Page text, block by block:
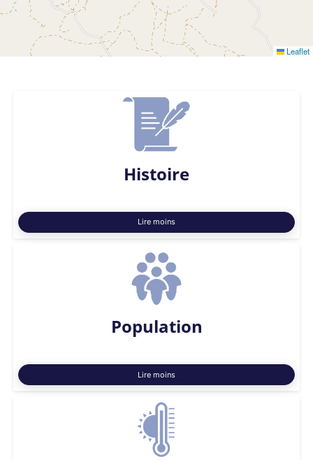
Leaflet
Histoire
Lire moins
Population
Lire moins